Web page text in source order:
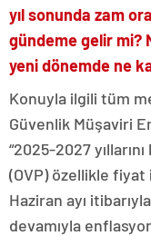
yıl sonunda zam
gündeme gelir mi?
yeni dönemde ne
Konuyla ilgili tüm
Güvenlik Müşaviri
“2025-2027
(OVP) özellikle fiyat
Haziran ayı
devamıyla